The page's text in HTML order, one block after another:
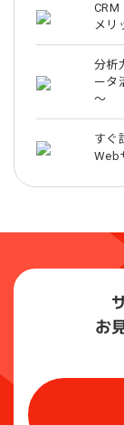
CRM
メリ
分析
ータ
～
すぐ
Web
お